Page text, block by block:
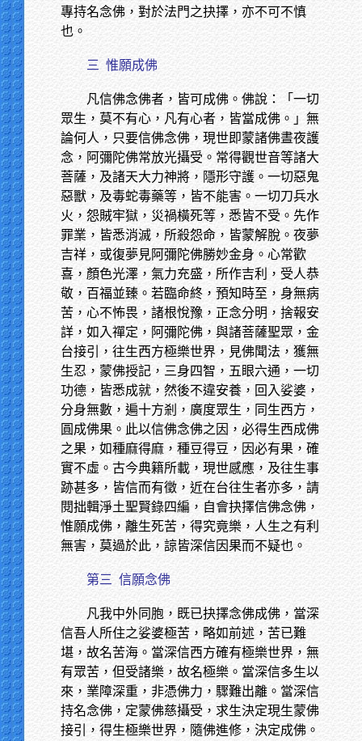
專持名念佛，對於法門之抉擇，亦不可不慎
也。
三 惟願成佛
凡信佛念佛者，皆可成佛。佛說：「一切
眾生，莫不有心，凡有心者，皆當成佛。」無
論何人，只要信佛念佛，現世即蒙諸佛晝夜護
念，阿彌陀佛常放光攝受。常得觀世音等諸大
菩薩，及諸天大力神將，隱形守護。一切惡鬼
惡獸，及毒蛇毒藥等，皆不能害。一切刀兵水
火，怨賊牢獄，災禍橫死等，悉皆不受。先作
罪業，皆悉消滅，所殺怨命，皆蒙解脫。夜夢
吉祥，或復夢見阿彌陀佛勝妙金身。心常歡
喜，顏色光澤，氣力充盛，所作吉利，受人恭
敬，百福並臻。若臨命終，預知時至，身無病
苦，心不怖畏，諸根悅豫，正念分明，捨報安
詳，如入禪定，阿彌陀佛，與諸菩薩聖眾，金
台接引，往生西方極樂世界，見佛聞法，獲無
生忍，蒙佛授記，三身四智，五眼六通，一切
功德，皆悉成就，然後不違安養，回入娑婆，
分身無數，遍十方剎，廣度眾生，同生西方，
圓成佛果。此以信佛念佛之因，必得生西成佛
之果，如種麻得麻，種豆得豆，因必有果，確
實不虛。古今典籍所載，現世感應，及往生事
跡甚多，皆信而有徵，近在台往生者亦多，請
閱拙輯淨土聖賢錄四編，自會抉擇信佛念佛，
惟願成佛，離生死苦，得究竟樂，人生之有利
無害，莫過於此，諒皆深信因果而不疑也。
第三 信願念佛
凡我中外同胞，既已抉擇念佛成佛，當深
信吾人所住之娑婆極苦，略如前述，苦已難
堪，故名苦海。當深信西方確有極樂世界，無
有眾苦，但受諸樂，故名極樂。當深信多生以
來，業障深重，非憑佛力，驟難出離。當深信
持名念佛，定蒙佛慈攝受，求生決定現生蒙佛
接引，得生極樂世界，隨佛進修，決定成佛。